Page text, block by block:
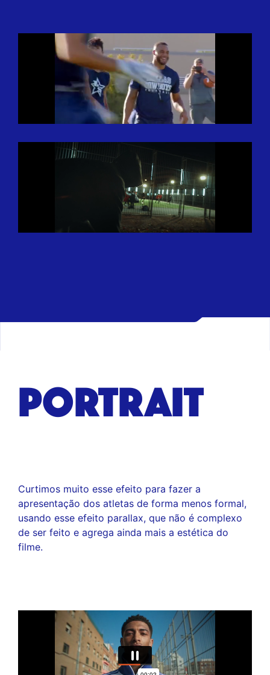
PORTRAIT
Curtimos muito esse efeito para fazer a
apresentação dos atletas de forma menos formal,
usando esse efeito parallax, que não é complexo
de ser feito e agrega ainda mais a estética do
filme.